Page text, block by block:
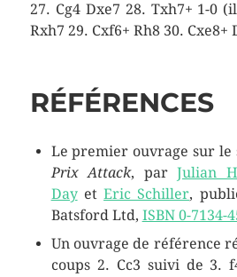
27. Cg4 Dxe7 28. Txh7+ 1-0
Rxh7 29. Cxf6+ Rh8 30. Cxe8+
RÉFÉRENCES
Le premier ouvrage sur le
Prix Attack, parJulian
DayetEric Schiller,
Batsford Ltd, ISBN 0-7134-
Un ouvrage de référence
coups 2. Cc3 suivi de 3.